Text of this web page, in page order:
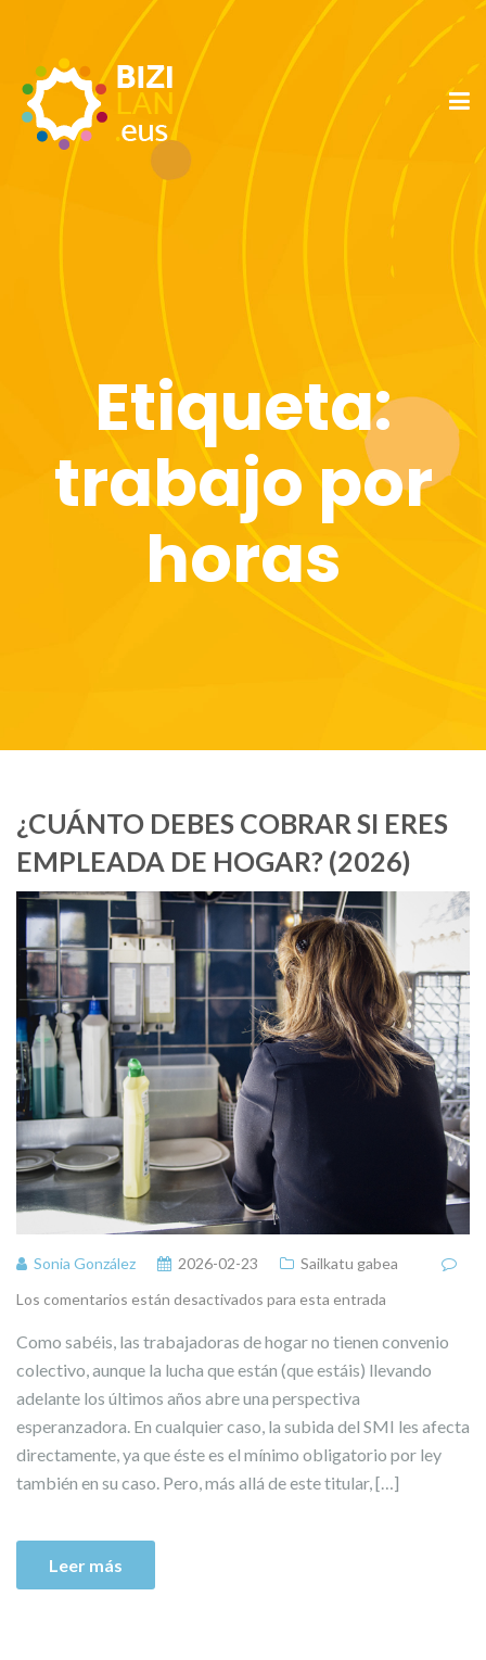
Etiqueta:
trabajo por
horas
¿CUÁNTO DEBES COBRAR SI ERES
EMPLEADA DE HOGAR? (2026)
Sonia González 2026-02-23
Sailkatu gabea
Los comentarios están desactivados para esta entrada
Como sabéis, las trabajadoras de hogar no tienen convenio
colectivo, aunque la lucha que están (que estáis) llevando
adelante los últimos años abre una perspectiva
esperanzadora. En cualquier caso, la subida del SMI les afecta
directamente, ya que éste es el mínimo obligatorio por ley
también en su caso. Pero, más allá de este titular, […]
Leer más